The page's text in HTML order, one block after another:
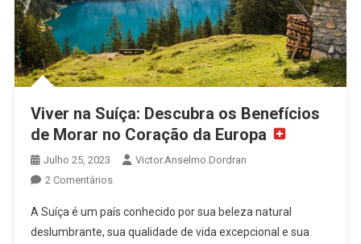
Viver na Suíça: Descubra os Benefícios
de Morar no Coração da Europa
Julho 25, 2023
Victor.anselmo.dordran
2 Comentários
A Suíça é um país conhecido por sua beleza natural
deslumbrante, sua qualidade de vida excepcional e sua